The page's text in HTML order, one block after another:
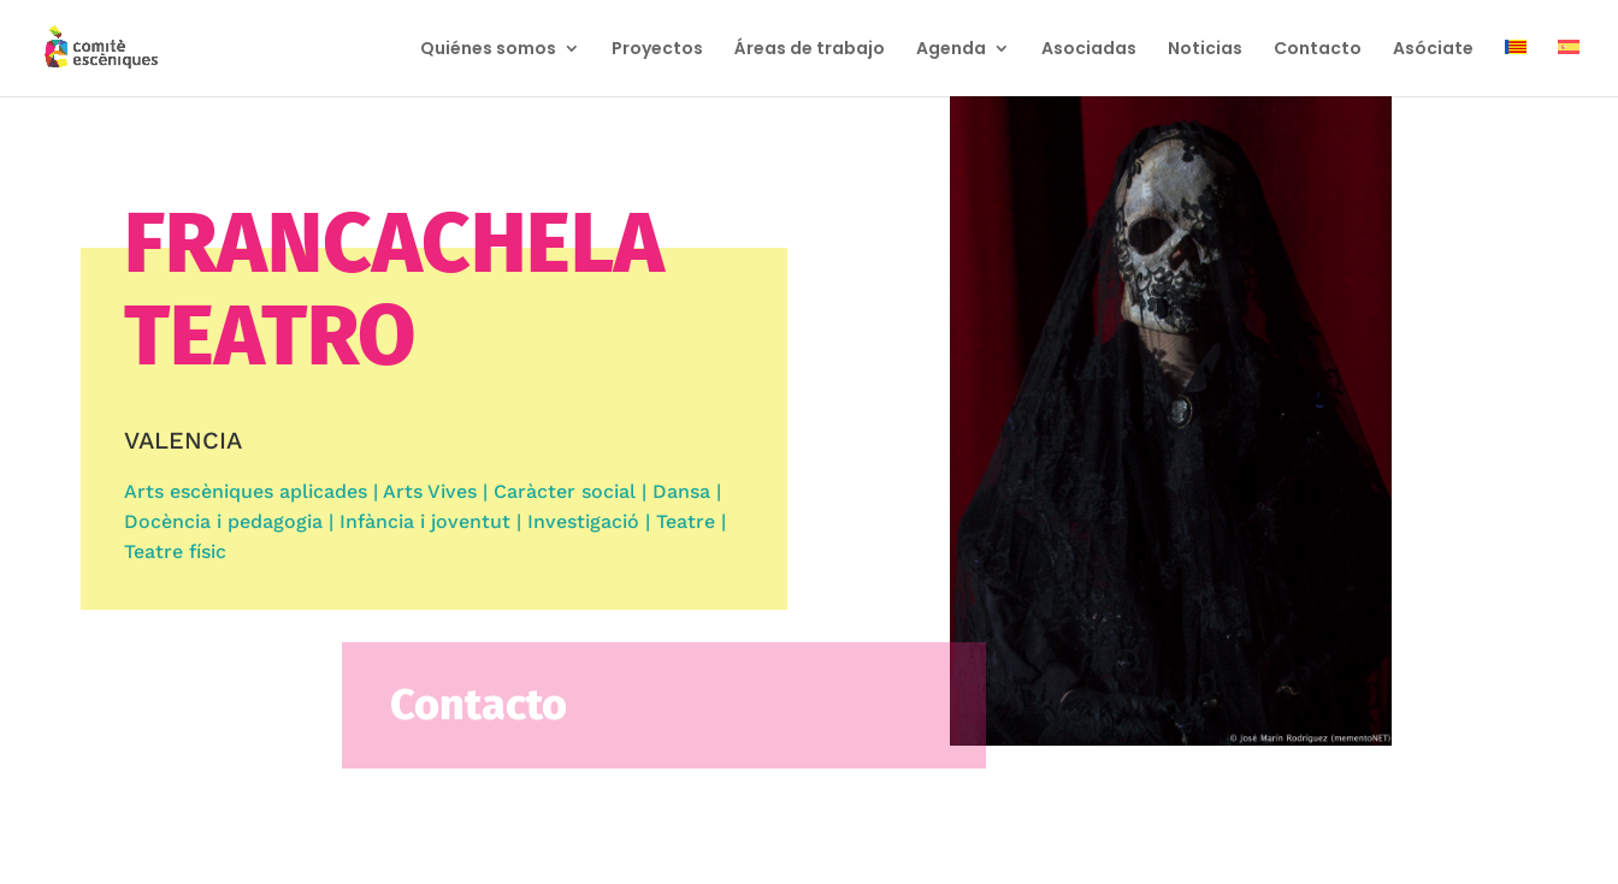
Quiénes somos Proyectos Áreas de trabajo Agenda Asociadas Noticias Contacto Asóciate
FRANCACHELA
TEATRO
VALENCIA
Arts escèniques aplicades | Arts Vives | Caràcter social | Dansa |
Docència i pedagogia | Infància i joventut | Investigació | Teatre |
Teatre físic
Contacto